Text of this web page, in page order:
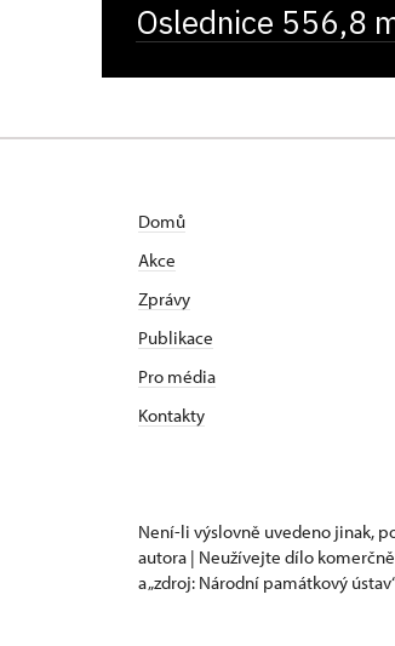
Oslednice 556,8
Domů
Akce
Zprávy
Publikace
Pro média
Kontakty
Není-li výslovně uvedeno jinak,
autora | Neužívejte dílo
a „zdroj: Národní památkový